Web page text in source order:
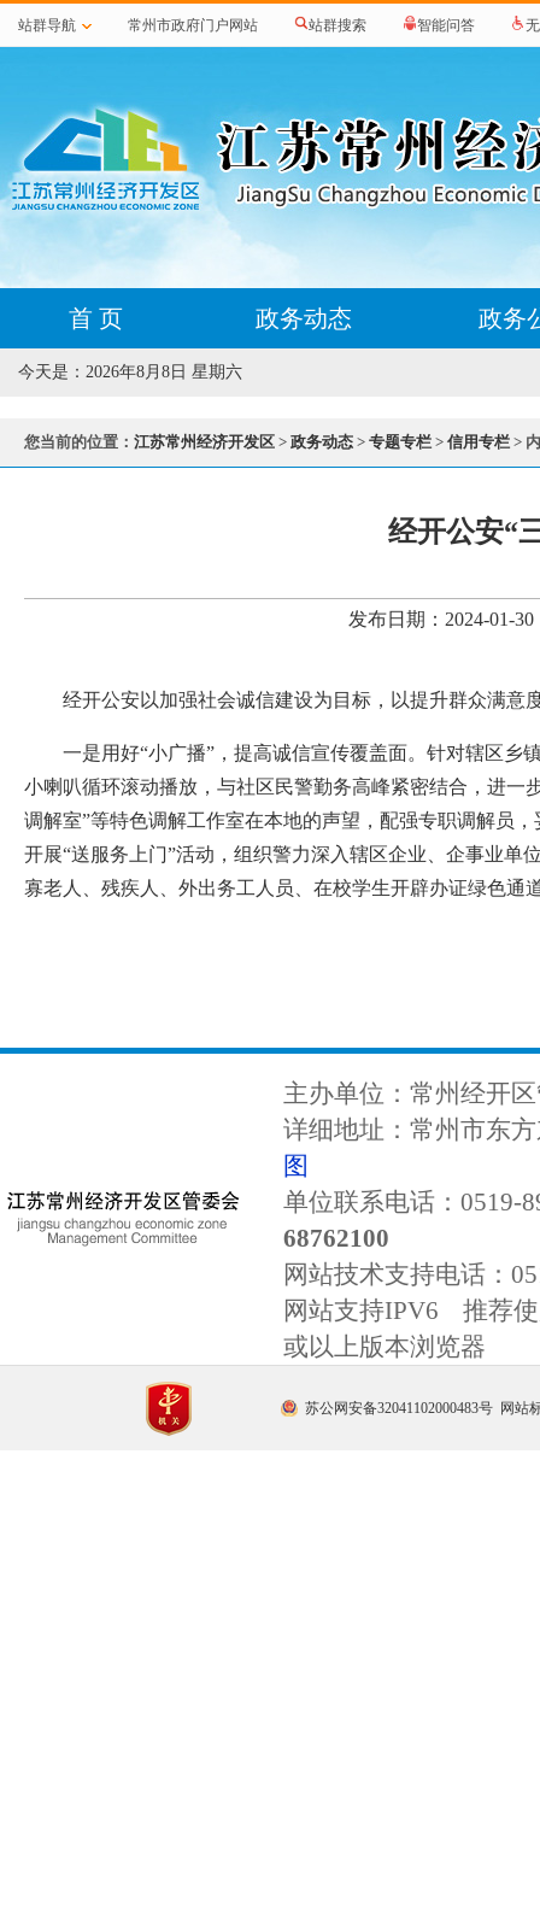
站群导航 常州市政府门户网站 站群搜索 智能问答
首 页 政务动态 政务
今天是： 2026年8月8日 星期六
您当前的位置： 江苏常州经济开发区 > 政务动态 > 专题专栏 > 信用专栏 >
经开公安“
发布日期：2024-01-
经开公安以加强社会诚信建设为目标，以提升群众满意
一是用好“小广播”，提高诚信宣传覆盖面。针对辖区
小喇叭循环滚动播放，与社区民警勤务高峰紧密结合，进一
调解室”等特色调解工作室在本地的声望，配强专职调解员
开展“送服务上门”活动，组织警力深入辖区企业、企事业
寡老人、残疾人、外出务工人员、在校学生开辟办证绿色
主办单位：常州经开
详细地址：常州市东
图
单位联系电话：0519-
68762100
网站技术支持电话：
网站支持IPV6 推荐使
或以上版本浏览器
苏公网安备32041102000483号 网站